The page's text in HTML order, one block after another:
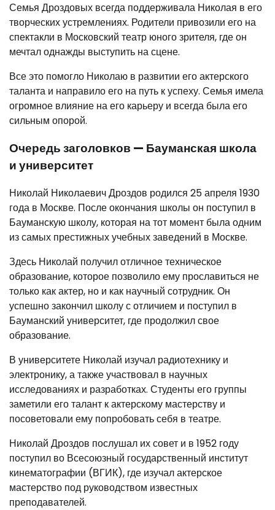
Семья Дроздовых всегда поддерживала Николая в его
творческих устремлениях. Родители привозили его на
спектакли в Московский театр юного зрителя, где он
мечтал однажды выступить на сцене.
Все это помогло Николаю в развитии его актерского
таланта и направило его на путь к успеху. Семья имела
огромное влияние на его карьеру и всегда была его
сильным опорой.
Очередь заголовков — Бауманская школа
и университет
Николай Николаевич Дроздов родился 25 апреля 1930
года в Москве. После окончания школы он поступил в
Бауманскую школу, которая на тот момент была одним
из самых престижных учебных заведений в Москве.
Здесь Николай получил отличное техническое
образование, которое позволило ему прославиться не
только как актер, но и как научный сотрудник. Он
успешно закончил школу с отличием и поступил в
Бауманский университет, где продолжил свое
образование.
В университете Николай изучал радиотехнику и
электронику, а также участвовал в научных
исследованиях и разработках. Студенты его группы
заметили его талант к актерскому мастерству и
посоветовали ему попробовать себя в театре.
Николай Дроздов послушал их совет и в 1952 году
поступил во Всесоюзный государственный институт
кинематографии (ВГИК), где изучал актерское
мастерство под руководством известных
преподавателей.